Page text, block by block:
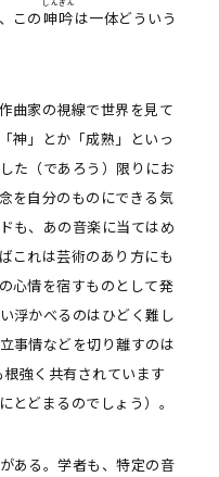
この呻吟は一体どういう
曲家の視線で世界を見て
神」とか「成熟」といっ
た（であろう）限りにお
を自分のものにできる気
も、あの音楽に当てはめ
これは芸術のあり方にも
心情を宿すものとして発
浮かべるのはひどく難し
事情などを切り離すのは
強く共有されています
とどまるのでしょう）。
ある。学者も、特定の音